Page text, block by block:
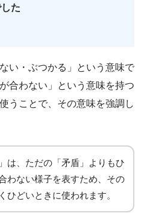
た
い・ぶつかる」という意味で
合わない」という意味を持つ
うことで、その意味を強調し
は、ただの「矛盾」よりもひ
わない様子を表すため、その
ひどいときに使われます。